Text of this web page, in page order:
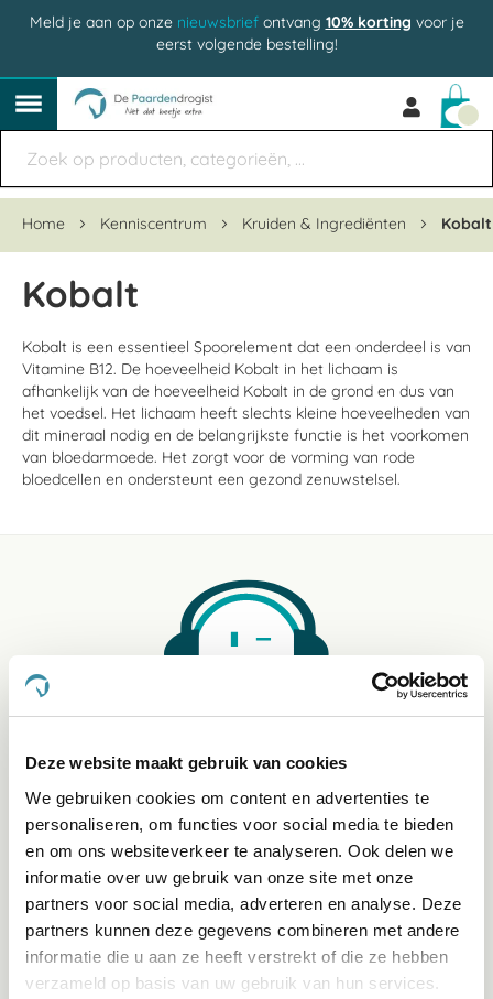
Deze website maakt gebruik van cookies
We gebruiken cookies om content en advertenties te
personaliseren, om functies voor social media te bieden
en om ons websiteverkeer te analyseren. Ook delen we
informatie over uw gebruik van onze site met onze
partners voor social media, adverteren en analyse. Deze
partners kunnen deze gegevens combineren met andere
informatie die u aan ze heeft verstrekt of die ze hebben
verzameld op basis van uw gebruik van hun services.
Meld je aan op onze nieuwsbriefontvang 10% korting voor je
eerst volgende bestelling!
Home Kenniscentrum Kruiden & Ingrediënten Kobalt
Kobalt
Kobalt is een essentieel Spoorelement dat een onderdeel is van
Vitamine B12. De hoeveelheid Kobalt in het lichaam is
afhankelijk van de hoeveelheid Kobalt in de grond en dus van
het voedsel. Het lichaam heeft slechts kleine hoeveelheden van
dit mineraal nodig en de belangrijkste functie is het voorkomen
van bloedarmoede. Het zorgt voor de vorming van rode
bloedcellen en ondersteunt een gezond zenuwstelsel.
Klantenservice bereikbaarheid:
Ma - Vrij 8:30 - 17:30 uur
Direct advies
App: 06-21959869 of bel: 050-409 69 96 onze klantenservice
Facebook
Bekijk Facebook
Inspiratie, informatie en bereikbaar voor vragen